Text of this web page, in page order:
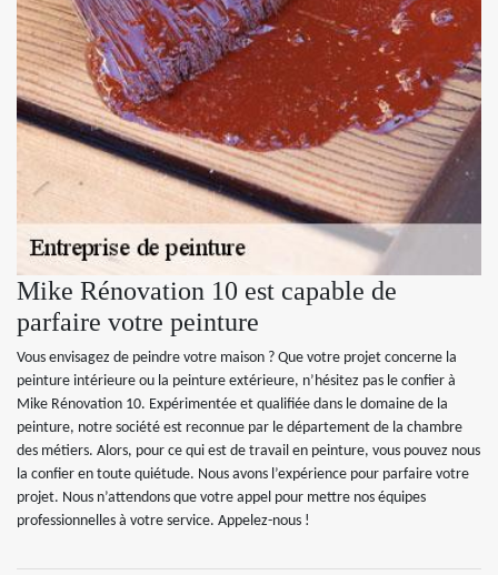
Mike Rénovation 10 est capable de
parfaire votre peinture
Vous envisagez de peindre votre maison ? Que votre projet concerne la
peinture intérieure ou la peinture extérieure, n’hésitez pas le confier à
Mike Rénovation 10. Expérimentée et qualifiée dans le domaine de la
peinture, notre société est reconnue par le département de la chambre
des métiers. Alors, pour ce qui est de travail en peinture, vous pouvez nous
la confier en toute quiétude. Nous avons l’expérience pour parfaire votre
projet. Nous n’attendons que votre appel pour mettre nos équipes
professionnelles à votre service. Appelez-nous !